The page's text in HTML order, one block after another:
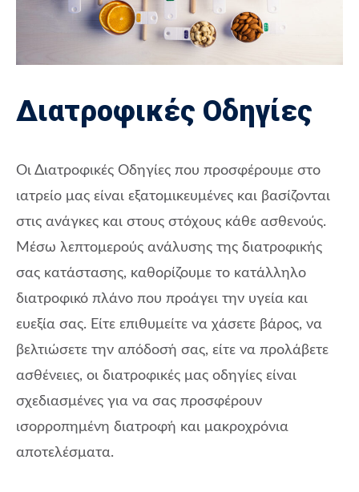
Διατροφικές Οδηγίες
Οι Διατροφικές Οδηγίες που προσφέρουμε στο
ιατρείο μας είναι εξατομικευμένες και βασίζονται
στις ανάγκες και στους στόχους κάθε ασθενούς.
Μέσω λεπτομερούς ανάλυσης της διατροφικής
σας κατάστασης, καθορίζουμε το κατάλληλο
διατροφικό πλάνο που προάγει την υγεία και
ευεξία σας. Είτε επιθυμείτε να χάσετε βάρος, να
βελτιώσετε την απόδοσή σας, είτε να προλάβετε
ασθένειες, οι διατροφικές μας οδηγίες είναι
σχεδιασμένες για να σας προσφέρουν
ισορροπημένη διατροφή και μακροχρόνια
αποτελέσματα.